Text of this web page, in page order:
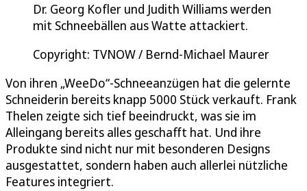
Dr. Georg Kofler und Judith Williams werden
mit Schneebällen aus Watte attackiert.
Copyright: TVNOW / Bernd-Michael Maurer
Von ihren „WeeDo“-Schneeanzügen hat die gelernte
Schneiderin bereits knapp 5000 Stück verkauft. Frank
Thelen zeigte sich tief beeindruckt, was sie im
Alleingang bereits alles geschafft hat. Und ihre
Produkte sind nicht nur mit besonderen Designs
ausgestattet, sondern haben auch allerlei nützliche
Features integriert.